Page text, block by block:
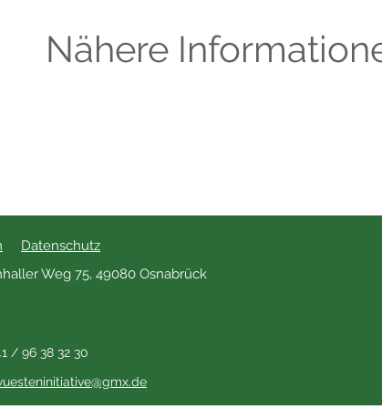
Nähere
Datenschutz
Weg 75, 49080 Osnabrück
/ 96 38 32 30